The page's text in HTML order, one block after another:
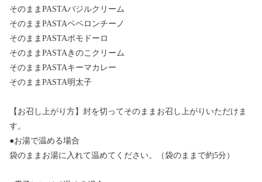
そのままPASTAバジルクリーム
そのままPASTAペペロンチーノ
そのままPASTAポモドーロ
そのままPASTAきのこクリーム
そのままPASTAキーマカレー
そのままPASTA明太子
【お召し上がり方】封を切ってそのままお召し上がりいただけま
す。
●お湯で温める場合
袋のままお湯に入れて温めてください。（袋のままで約5分）